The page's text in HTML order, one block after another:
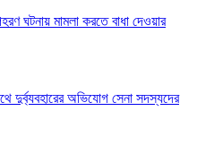
ঘটনায় মামলা করতে বাধা দেওয়ার
দুর্ব্যবহারের অভিযোগ সেনা সদস্যদের